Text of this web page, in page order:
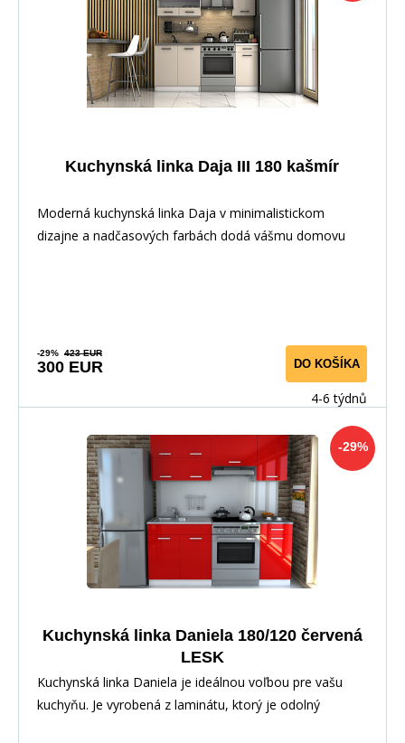
Kuchynská linka Daja III 180 kašmír
Moderná kuchynská linka Daja v minimalistickom
dizajne a nadčasových farbách dodá vášmu domovu
-29% 423 EUR
300 EUR DO KOŠÍKA
4-6 týdnů
-29%
Kuchynská linka Daniela 180/120 červená
LESK
Kuchynská linka Daniela je ideálnou voľbou pre vašu
kuchyňu. Je vyrobená z laminátu, ktorý je odolný